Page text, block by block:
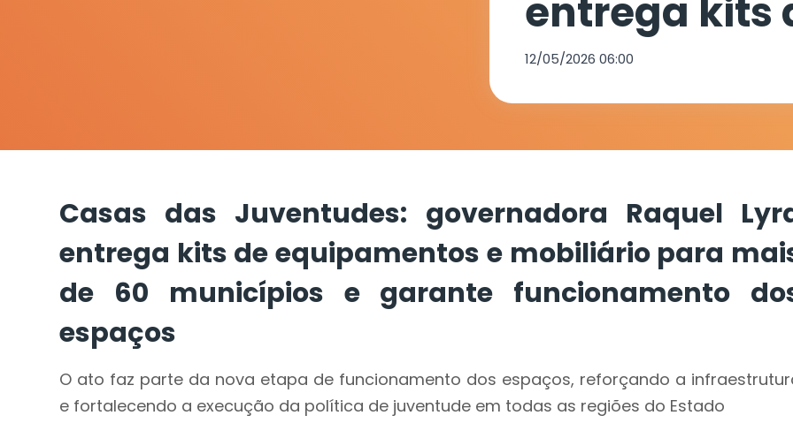
entrega kits
60
espaços
12/05/2026 06:00
Casas das Juventudes: governadora Raquel
entrega kits de equipamentos e mobiliário para
de 60 municípios e garante funcionamento
espaços
O ato faz parte da nova etapa de funcionamento dos espaços, reforçando a
e fortalecendo a execução da política de juventude em todas as regiões do Estado